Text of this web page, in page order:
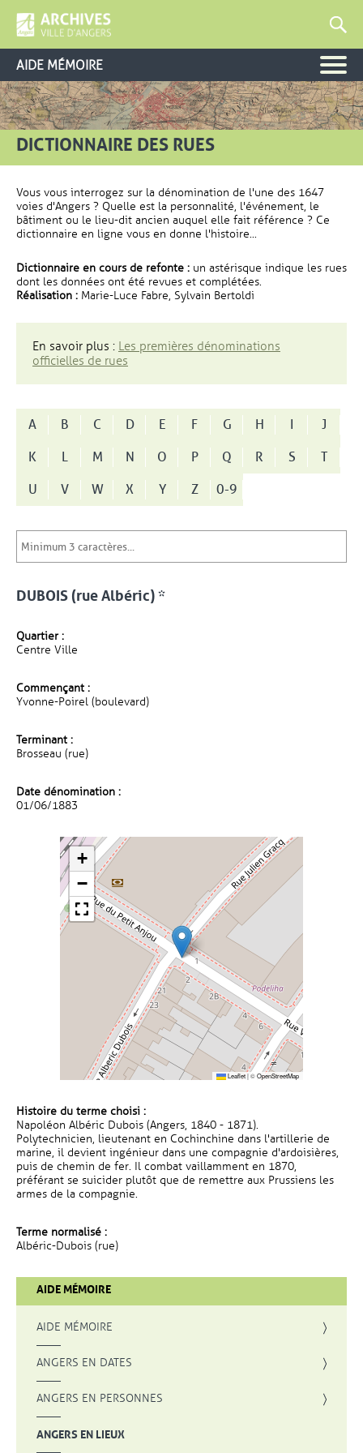
AIDE MÉMOIRE
DICTIONNAIRE DES RUES
Vous vous interrogez sur la dénomination de l'une des 1647
voies d'Angers ? Quelle est la personnalité, l'événement, le
bâtiment ou le lieu-dit ancien auquel elle fait référence ? Ce
dictionnaire en ligne vous en donne l'histoire...
Dictionnaire en cours de refonte : un astérisque indique les rues
dont les données ont été revues et complétées.
Réalisation : Marie-Luce Fabre, Sylvain Bertoldi
En savoir plus : Les premières dénominations
officielles de rues
A B C D E F G H I
J
K
L M N O P Q R S
T
U
V W X Y Z 0-9
DUBOIS (rue Albéric) *
Quartier :
Centre Ville
Commençant :
Yvonne-Poirel (boulevard)
Terminant :
Brosseau (rue)
Date dénomination :
01/06/1883
+
−
Leaflet|©OpenStreetMap
Histoire du terme choisi :
Napoléon Albéric Dubois (Angers, 1840 - 1871).
Polytechnicien, lieutenant en Cochinchine dans l'artillerie de
marine, il devient ingénieur dans une compagnie d'ardoisières,
puis de chemin de fer. Il combat vaillamment en 1870,
préférant se suicider plutôt que de remettre aux Prussiens les
armes de la compagnie.
Terme normalisé :
Albéric-Dubois (rue)
AIDE MÉMOIRE
AIDE MÉMOIRE
ANGERS EN DATES
ANGERS EN PERSONNES
ANGERS EN LIEUX